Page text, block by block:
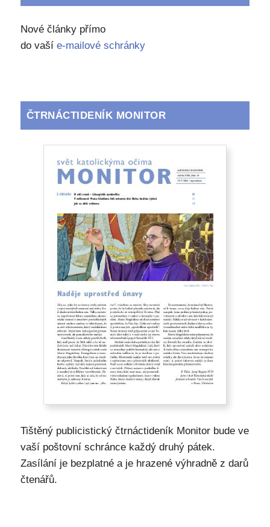
Nové články přímo
do vaší e-mailové schránky
ČTRNÁCTIDENÍK MONITOR
Tištěný publicistický čtrnáctideník Monitor bude ve
vaší poštovní schránce každý druhý pátek.
Zasílání je bezplatné a je hrazené výhradně z darů
čtenářů.